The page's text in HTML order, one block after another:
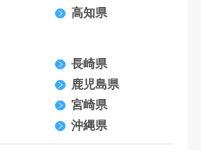
高知県
長崎県
鹿児島県
宮崎県
沖縄県